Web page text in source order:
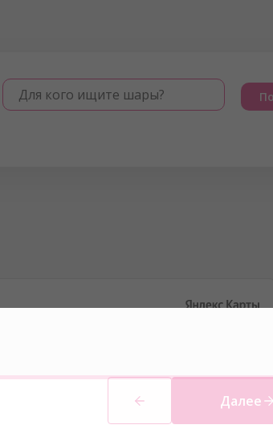
Далее
Для кого ищите шары?